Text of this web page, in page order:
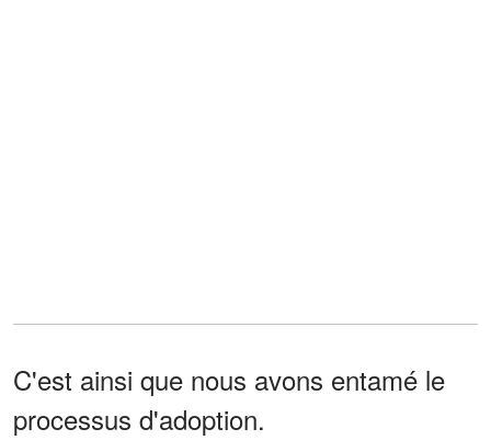
C'est ainsi que nous avons entamé le
processus d'adoption.